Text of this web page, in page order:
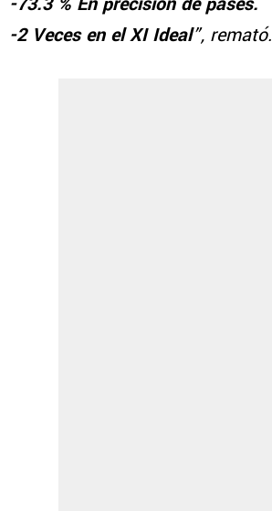
-2 Veces en el XI Ideal”, remató.